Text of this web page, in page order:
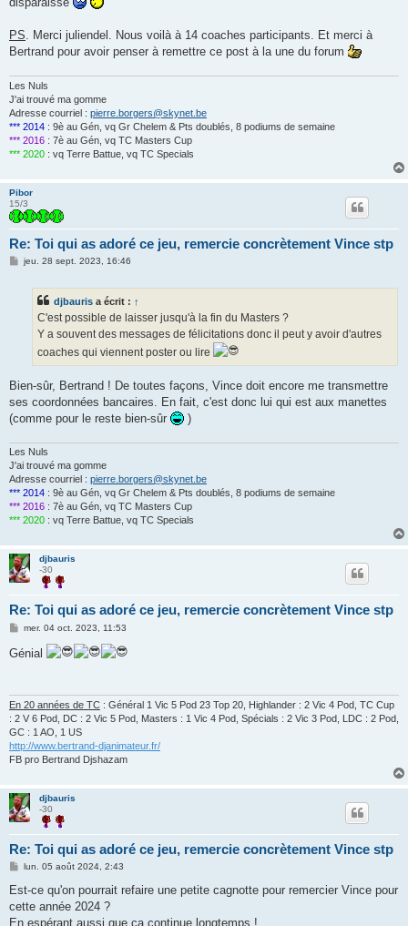
PS . Merci juliendel. Nous voilà à 14 coaches participants. Et merci à
Bertrand pour avoir penser à remettre ce post à la une du forum
Les Nuls
J'ai trouvé ma gomme
Adresse courriel : pierre.borgers@skynet.be
*** 2014 : 9è au Gén, vq Gr Chelem & Pts doublés, 8 podiums de semaine
*** 2016 : 7è au Gén, vq TC Masters Cup
*** 2020 : vq Terre Battue, vq TC Specials
Pibor
15/3
Re: Toi qui as adoré ce jeu, remercie concrètement Vince stp
Mjeu. 28 sept. 2023, 16:46
djbauris a écrit : ↑
C'est possible de laisser jusqu'à la fin du Masters ?
Y a souvent des messages de félicitations donc il peut y avoir d'autres
coaches qui viennent poster ou lire
Bien-sûr, Bertrand ! De toutes façons, Vince doit encore me transmettre
ses coordonnées bancaires. En fait, c'est donc lui qui est aux manettes
(comme pour le reste bien-sûr
)
Les Nuls
J'ai trouvé ma gomme
Adresse courriel : pierre.borgers@skynet.be
*** 2014 : 9è au Gén, vq Gr Chelem & Pts doublés, 8 podiums de semaine
*** 2016 : 7è au Gén, vq TC Masters Cup
*** 2020 : vq Terre Battue, vq TC Specials
djbauris
-30
Re: Toi qui as adoré ce jeu, remercie concrètement Vince stp
M
s
s
mer. 04 oct. 2023, 11:53
Génial
En 20 années de TC : Général 1 Vic 5 Pod 23 Top 20, Highlander : 2 Vic 4 Pod, TC Cup
: 2 V 6 Pod, DC : 2 Vic 5 Pod, Masters : 1 Vic 4 Pod, Spécials : 2 Vic 3 Pod, LDC : 2 Pod,
GC : 1 AO, 1 US
http://www.bertrand-djanimateur.fr/
FB pro Bertrand Djshazam
djbauris
-30
Re: Toi qui as adoré ce jeu, remercie concrètement Vince stp
M
s
a
g
lun. 05 août 2024, 2:43
Est-ce qu'on pourrait refaire une petite cagnotte pour remercier Vince pour
cette année 2024 ?
En espérant aussi que ça continue longtemps !